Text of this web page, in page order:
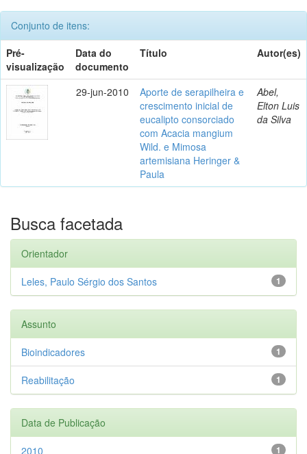
Conjunto de itens:
Pré-
visualização
Data do
documento
Título Autor(es)
29-jun-2010
Aporte de serapilheira e
crescimento inicial de
eucalipto consorciado
com Acacia mangium
Wild. e Mimosa
artemisiana Heringer &
Paula
Abel,
Elton Luis
da Silva
Busca facetada
Orientador
1
Leles, Paulo Sérgio dos Santos
Assunto
1
Bioindicadores
1
Reabilitação
Data de Publicação
1
2010